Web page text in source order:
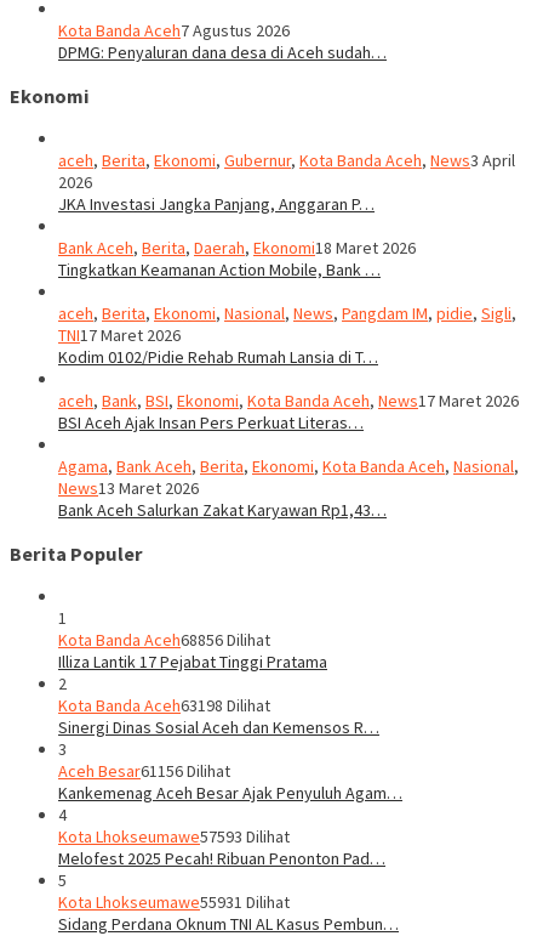
Kota Banda Aceh7 Agustus 2026
DPMG: Penyaluran dana desa di Aceh sudah…
Ekonomi
aceh, Berita, Ekonomi, Gubernur, Kota Banda Aceh, News3 April
2026
JKA Investasi Jangka Panjang, Anggaran P…
Bank Aceh, Berita, Daerah, Ekonomi18 Maret 2026
Tingkatkan Keamanan Action Mobile, Bank …
aceh, Berita, Ekonomi, Nasional, News, Pangdam IM, pidie, Sigli,
TNI17 Maret 2026
Kodim 0102/Pidie Rehab Rumah Lansia di T…
aceh, Bank, BSI, Ekonomi, Kota Banda Aceh, News17 Maret 2026
BSI Aceh Ajak Insan Pers Perkuat Literas…
Agama, Bank Aceh, Berita, Ekonomi, Kota Banda Aceh, Nasional,
News13 Maret 2026
Bank Aceh Salurkan Zakat Karyawan Rp1,43…
Berita Populer
1
Kota Banda Aceh68856 Dilihat
Illiza Lantik 17 Pejabat Tinggi Pratama
2
Kota Banda Aceh63198 Dilihat
Sinergi Dinas Sosial Aceh dan Kemensos R…
3
Aceh Besar61156 Dilihat
Kankemenag Aceh Besar Ajak Penyuluh Agam…
4
Kota Lhokseumawe57593 Dilihat
Melofest 2025 Pecah! Ribuan Penonton Pad…
5
Kota Lhokseumawe55931 Dilihat
Sidang Perdana Oknum TNI AL Kasus Pembun…